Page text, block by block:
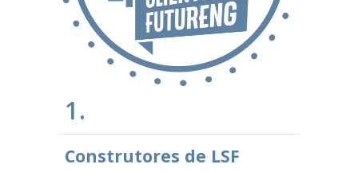
1.
Construtores de LSF